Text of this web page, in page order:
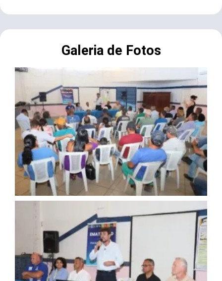
Galeria de Fotos